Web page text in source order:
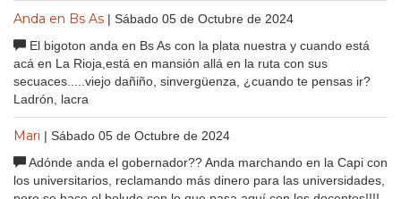
Anda en Bs As | Sábado 05 de Octubre de 2024
El bigoton anda en Bs As con la plata nuestra y cuando está
acá en La Rioja,está en mansión allá en la ruta con sus
secuaces.....viejo dañiño, sinvergüenza, ¿cuando te pensas ir?
Ladrón, lacra
Mari | Sábado 05 de Octubre de 2024
Adónde anda el gobernador?? Anda marchando en la Capi con
los universitarios, reclamando más dinero para las universidades,